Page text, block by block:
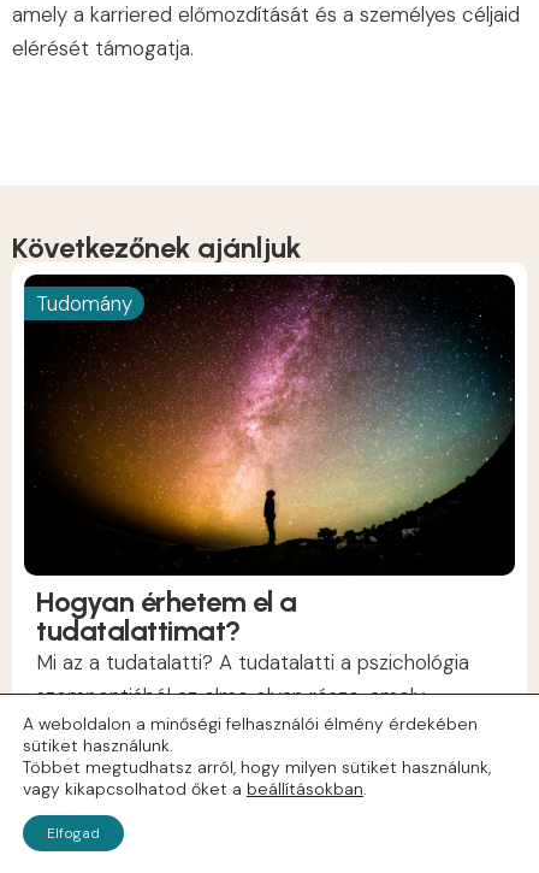
amely a karriered előmozdítását és a személyes céljaid
elérését támogatja.
Következőnek ajánljuk
Tudomány
Hogyan érhetem el a
tudatalattimat?
Mi az a tudatalatti? A tudatalatti a pszichológia
szempontjából az elme olyan része, amely
közvetlenül nem áll a tudatos irányításunk alatt. Ez
az elme rejtett...
A weboldalon a minőségi felhasználói élmény érdekében
sütiket használunk.
Többet megtudhatsz arról, hogy milyen sütiket használunk,
vagy kikapcsolhatod őket a beállításokban.
Elfogad